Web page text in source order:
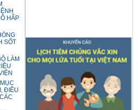
HẤP
SỐT
LÀM
ĐIỀU